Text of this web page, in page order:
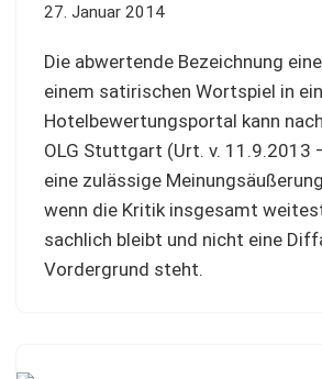
27. Januar 2014
Die abwertende Bezeichnung
einem satirischen Wortspiel in
Hotelbewertungsportal kann
OLG Stuttgart (Urt. v. 11.9.2013
eine zulässige
wenn die Kritik insgesamt
sachlich bleibt und nicht eine
Vordergrund steht.